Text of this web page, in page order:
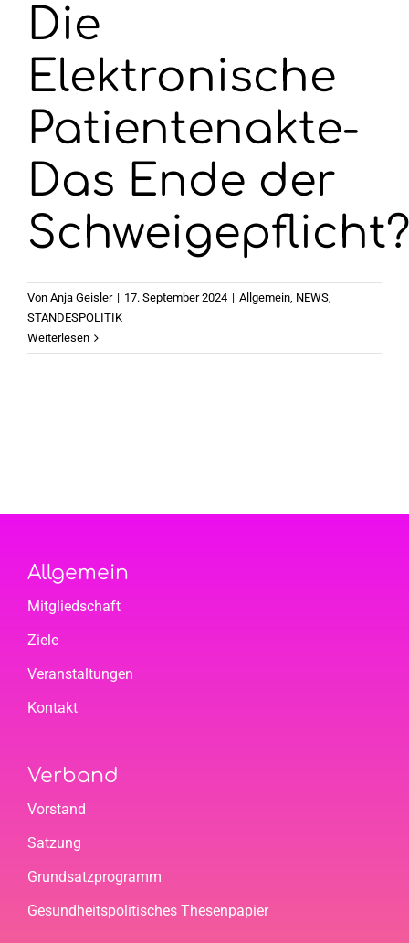
Die
Elektronische
Patientenakte-
Das Ende der
Von Anja Geisler | 17. September 2024 | Allgemein, NEWS,
STANDESPOLITIK
Weiterlesen
Allgemein
Mitgliedschaft
Ziele
Veranstaltungen
Kontakt
Verband
Vorstand
Satzung
Grundsatzprogramm
Gesundheitspolitisches Thesenpapier